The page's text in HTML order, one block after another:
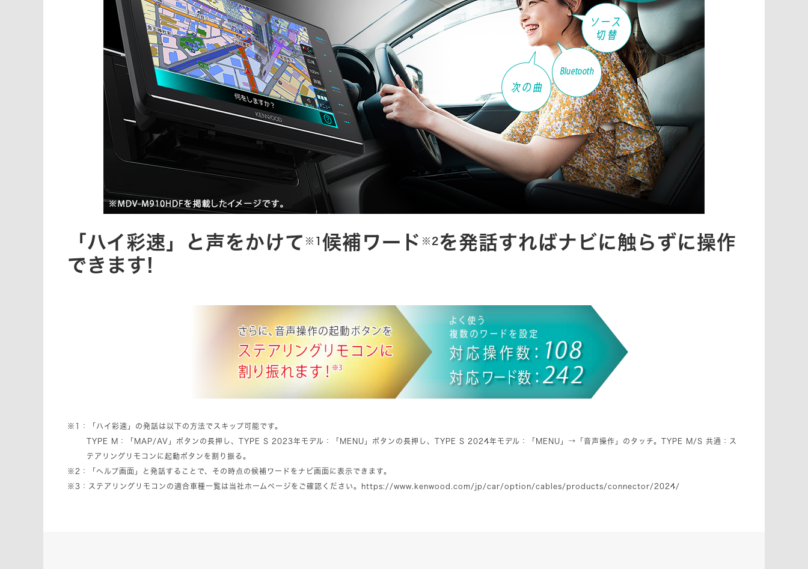
「ハイ彩速」と声をかけて ※1 候補ワード ※2を発話すればナビに触らずに操作
できます!
※1：「ハイ彩速」の発話は以下の方法でスキップ可能です。
TYPE M：「MAP/AV」ボタンの長押し、TYPE S 2023年モデル：「MENU」ボタンの長押し、TYPE S 2024年モデル：「MENU」→「音声操作」のタッチ。TYPE M/S 共通：ス
テアリングリモコンに起動ボタンを割り振る。
※2：「ヘルプ画面」と発話することで、その時点の候補ワードをナビ画面に表示できます。
※3：ステアリングリモコンの適合車種一覧は当社ホームページをご確認ください。 https://www.kenwood.com/jp/car/option/cables/products/connector/2024/